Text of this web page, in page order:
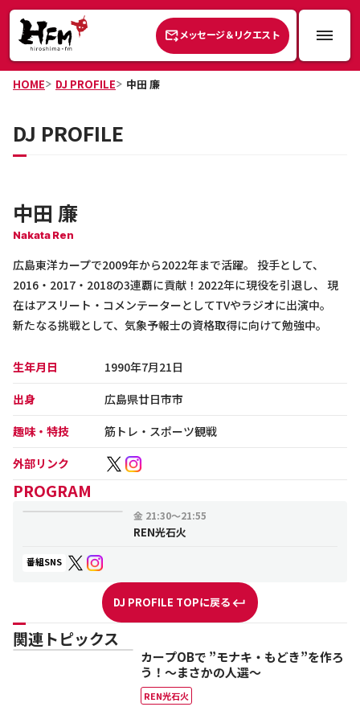
メッセージ＆リクエスト
HOME DJ PROFILE 中田 廉
DJ PROFILE
中田 廉
Nakata Ren
広島東洋カープで2009年から2022年まで活躍。 投手として、
2016・2017・2018の3連覇に貢献！2022年に現役を引退し、 現
在はアスリート・コメンテーターとしてTVやラジオに出演中。
新たなる挑戦として、気象予報士の資格取得に向けて勉強中。
生年月日
1990年7月21日
出身
広島県廿日市市
趣味・特技
筋トレ・スポーツ観戦
外部リンク
PROGRAM
金 21:30～21:55
REN光石火
番組SNS
DJ PROFILE TOPに戻る
関連トピックス
カープOBで ”モナキ・もどき”を作ろ
う！～まさかの人選～
REN光石火